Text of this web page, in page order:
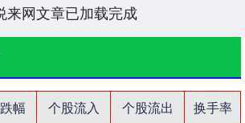
来网文章已加载完成
幅 个股流入 个股流出
换手率